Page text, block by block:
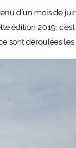
d’un mois de
édition 2019, c’est
sont déroulées les